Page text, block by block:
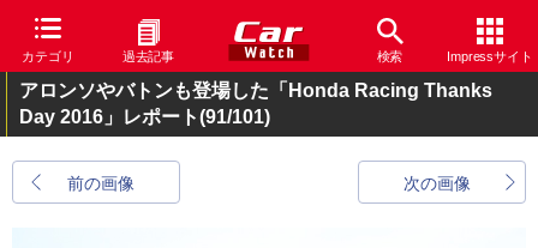
カテゴリ 過去記事 検索 Impressサイト
アロンソやバトンも登場した「Honda Racing Thanks
Day 2016」レポート(91/101)
前の画像 次の画像